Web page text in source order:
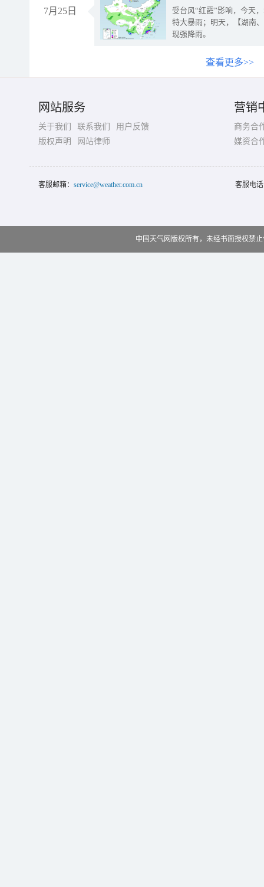
7月25日
受台风“红霞”影响，今天
特大暴雨；明天，【湖南
现强降雨。
查看更多>>
网站服务
关于我们 联系我们
用户反馈
版权声明
网站律师
营销
商务合
媒资合
客服邮箱： service@weather.com.cn 客服电
中国天气网版权所有，未经书面授权